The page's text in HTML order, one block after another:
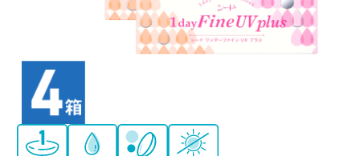
カラーコンタクトレンズ
ハード
ソフト
定期便
日本アルコン シード
はじめての方へ
おトク定期便
Myクーポン